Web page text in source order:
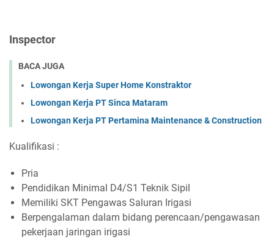
Inspector
BACA JUGA
Lowongan Kerja Super Home Konstraktor
Lowongan Kerja PT Sinca Mataram
Lowongan Kerja PT Pertamina Maintenance & Construction
Kualifikasi :
Pria
Pendidikan Minimal D4/S1 Teknik Sipil
Memiliki SKT Pengawas Saluran Irigasi
Berpengalaman dalam bidang perencaan/pengawasan
pekerjaan jaringan irigasi